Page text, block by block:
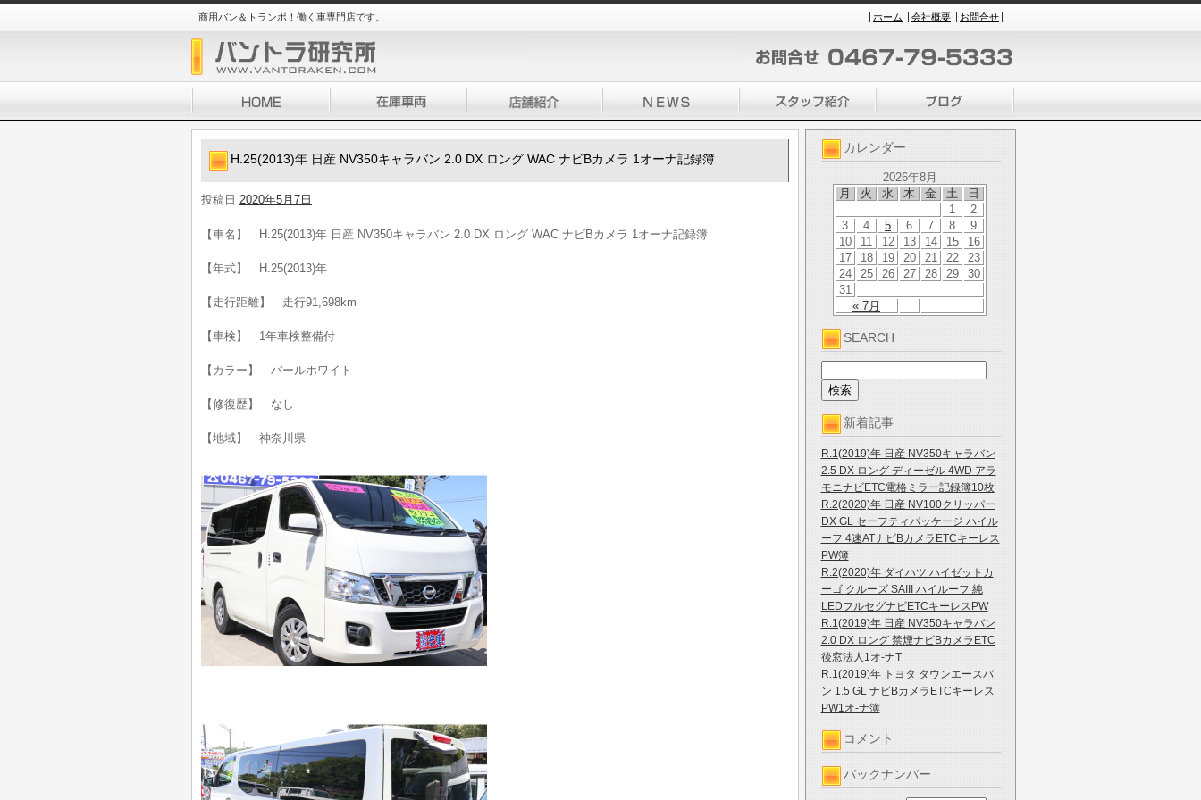
商用バン＆トランポ！働く車専門店です。 ホーム 会社概要 お問合せ
カレンダー
2026年8月
月
火 水 木 金 土 日
« 7月
1
2
3
4 5 6 7 8
9
10
11 12 13 14 15
16
17
18 19 20 21 22
23
24
25 26 27 28 29
30
31
SEARCH
新着記事
R.1(2019)年 日産 NV350キャラバン
2.5 DX ロング ディーゼル 4WD アラ
モニナビETC電格ミラー記録簿10枚
R.2(2020)年 日産 NV100クリッパー
DX GL セーフティパッケージ ハイル
ーフ 4速ATナビBカメラETCキーレス
PW簿
R.2(2020)年 ダイハツ ハイゼットカ
ーゴ クルーズ SAIII ハイルーフ 純
LEDフルセグナビETCキーレスPW
R.1(2019)年 日産 NV350キャラバン
2.0 DX ロング 禁煙ナビBカメラETC
後窓法人1オ-ナT
R.1(2019)年 トヨタ タウンエースバ
ン 1.5 GL ナビBカメラETCキーレス
PW1オ-ナ簿
コメント
バックナンバー
H.25(2013)年 日産 NV350キャラバン 2.0 DX ロング WAC ナビBカメラ 1オーナ記録簿
投稿日 2020年5月7日
【車名】 H.25(2013)年 日産 NV350キャラバン 2.0 DX ロング WAC ナビBカメラ 1オーナ記録簿
【年式】 H.25(2013)年
【走行距離】 走行91,698km
【車検】 1年車検整備付
【カラー】 パールホワイト
【修復歴】 なし
【地域】 神奈川県